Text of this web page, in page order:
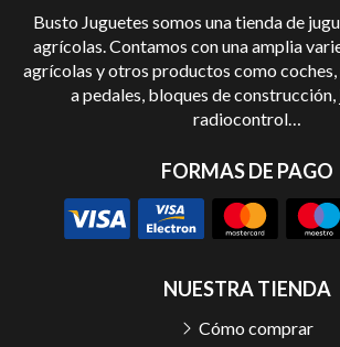
Busto Juguetes somos una tienda de
agrícolas. Contamos con una amplia
agrícolas y otros productos como
a pedales, bloques de construcción,
radiocontrol…
FORMAS DE PAGO
NUESTRA TIENDA
Cómo comprar